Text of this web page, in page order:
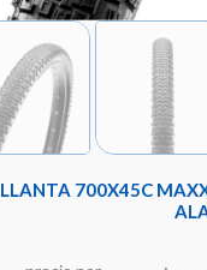
LLANTA 700X45C